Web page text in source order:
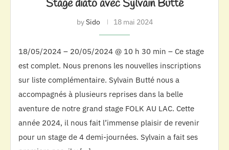
Stage diato avec Sylvain Butté
bySido 18 mai 2024
18/05/2024 – 20/05/2024 @ 10 h 30 min – Ce stage
est complet. Nous prenons les nouvelles inscriptions
sur liste complémentaire. Sylvain Butté nous a
accompagnés à plusieurs reprises dans la belle
aventure de notre grand stage FOLK AU LAC. Cette
année 2024, il nous fait l’immense plaisir de revenir
pour un stage de 4 demi-journées. Sylvain a fait ses